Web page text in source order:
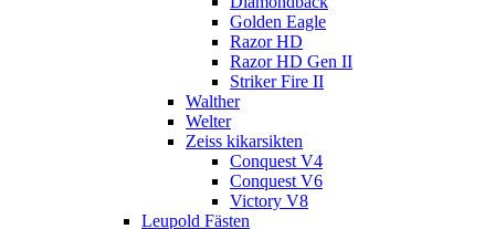
Golden Eagle
Razor HD
Razor HD Gen II
Striker Fire II
Walther
Welter
Zeiss kikarsikten
Conquest V4
Conquest V6
Victory V8
Leupold Fästen